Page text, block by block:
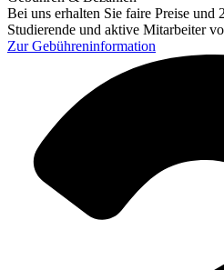
Bei uns erhalten Sie faire Preise und
Studierende und aktive Mitarbeiter
ZurGebühreninformation